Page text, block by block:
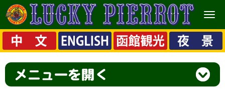
メ
ニ
ュ
ー